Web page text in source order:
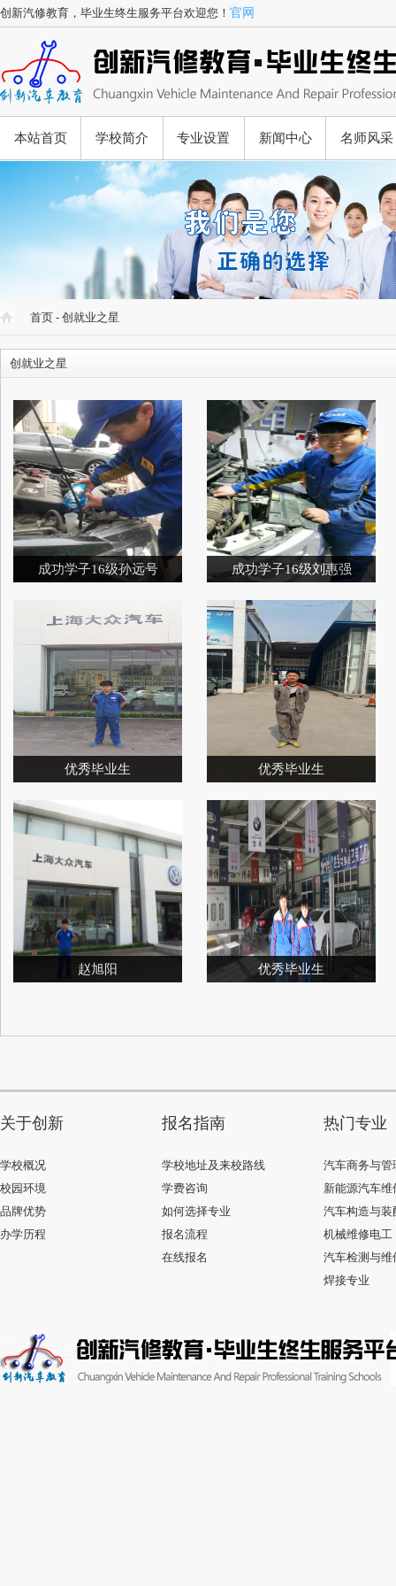
创新汽修教育，毕业生终生服务平台欢迎您！ 官网
本站首页 学校简介 专业设置 新闻中心 名师风采
首页 - 创就业之星
创就业之星
成功学子16级孙远号 成功学子16级刘惠强
优秀毕业生 优秀毕业生
赵旭阳 优秀毕业生
关于创新
学校概况
校园环境
品牌优势
办学历程
报名指南
学校地址及来校路线
学费咨询
如何选择专业
报名流程
在线报名
热门专业
汽车商务与管
新能源汽车维
汽车构造与装
机械维修电工
汽车检测与维
焊接专业